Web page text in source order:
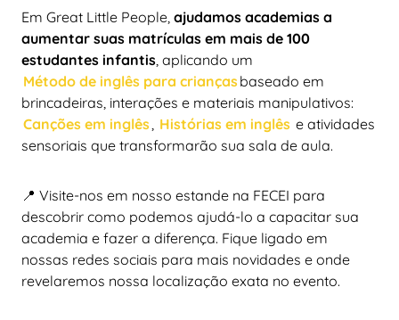
Em Great Little People, ajudamos academias a
aumentar suas matrículas em mais de 100
estudantes infantis, aplicando um
Método de inglês para criançasbaseado em
brincadeiras, interações e materiais manipulativos:
Canções em inglês, Histórias em inglês e atividades
sensoriais que transformarão sua sala de aula.
📍 Visite-nos em nosso estande na FECEI para
descobrir como podemos ajudá-lo a capacitar sua
academia e fazer a diferença. Fique ligado em
nossas redes sociais para mais novidades e onde
revelaremos nossa localização exata no evento.